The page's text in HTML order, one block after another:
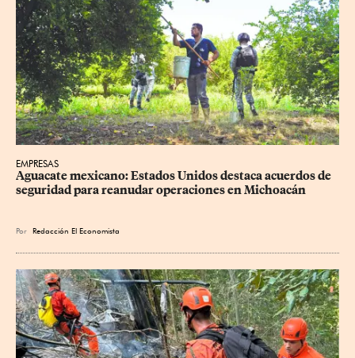
EMPRESAS
Aguacate mexicano: Estados Unidos destaca acuerdos de
seguridad para reanudar operaciones en Michoacán
Por Redacción El Economista